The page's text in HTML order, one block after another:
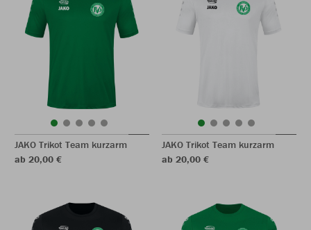
JAKO Trikot Team kurzarm
ab 20,00 €
JAKO Trikot Team kurzarm
ab 20,00 €